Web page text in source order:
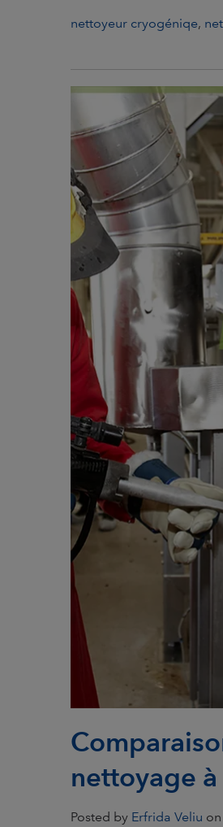
nettoyeur cryogéniqe,
nettoyage
Posted by Erfrida Veliu